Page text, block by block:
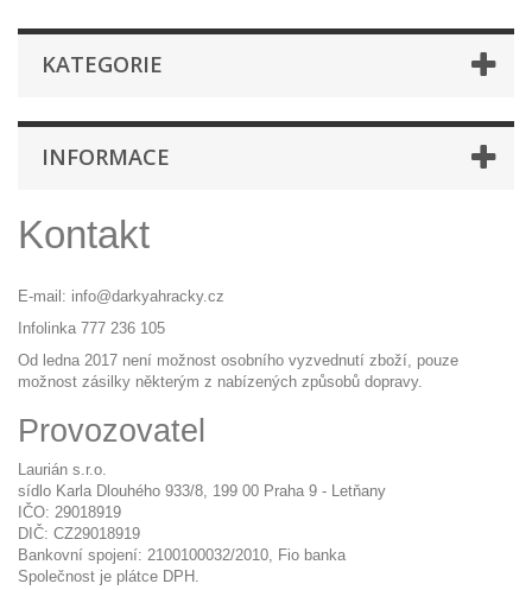
KATEGORIE
INFORMACE
Kontakt
E-mail: info@darkyahracky.cz
Infolinka 777 236 105
Od ledna 2017 není možnost osobního vyzvednutí zboží, pouze
možnost zásilky některým z nabízených způsobů dopravy.
Provozovatel
Laurián s.r.o.
sídlo Karla Dlouhého 933/8, 199 00 Praha 9 - Letňany
IČO: 29018919
DIČ: CZ29018919
Bankovní spojení: 2100100032/2010, Fio banka
Společnost je plátce DPH.